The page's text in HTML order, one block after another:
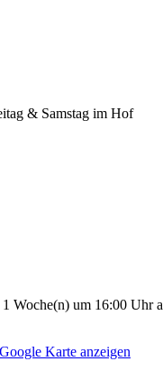
& Samstag im Hof
Woche(n) um 16:00 Uhr
Google Karte anzeigen